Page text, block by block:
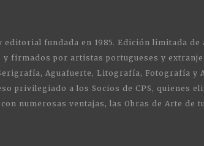
editorial fundada en 1985. Edición limitada de
y firmados por artistas portugueses y
Aguafuerte, Litografía, Fotografía y
privilegiado a los Socios de CPS, quienes
numerosas ventajas, las Obras de Arte de tu